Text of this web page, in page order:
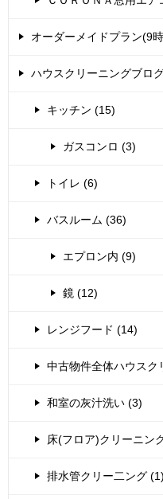
オーダーメイドプラン(9
ハウスクリーニングブロ
キッチン (15)
ガスコンロ (3)
トイレ (6)
バスルーム (36)
エプロン内 (9)
鏡 (12)
レンジフード (14)
中古物件全体ハウスク
和室の灰汁洗い (3)
床(フロア)クリーニン
排水管クリー二ング (1)